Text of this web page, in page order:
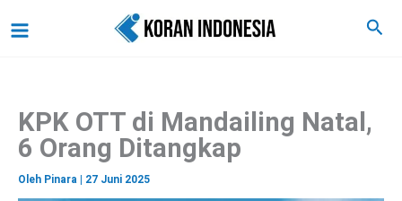
ke
Cari
KPK OTT di Mandailing Natal,
6 Orang Ditangkap
Oleh Pinara 27 Juni 2025
a